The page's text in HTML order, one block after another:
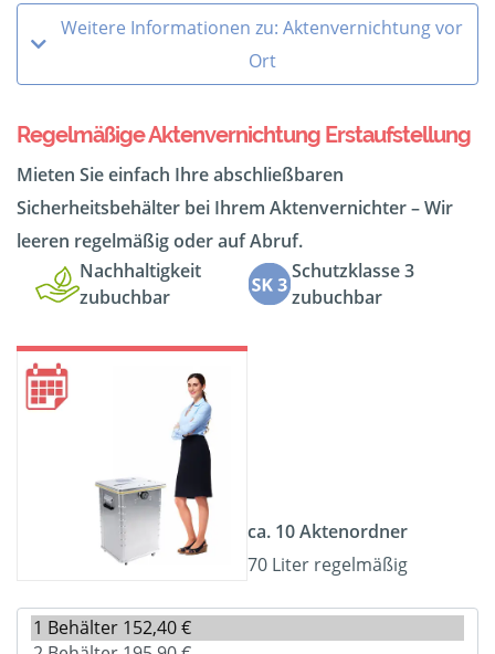
Weitere Informationen zu: Aktenvernichtung vor
Ort
Regelmäßige Aktenvernichtung Erstaufstellung
Mieten Sie einfach Ihre abschließbaren
Sicherheitsbehälter bei Ihrem Aktenvernichter – Wir
leeren regelmäßig oder auf Abruf.
Nachhaltigkeit
zubuchbar
Schutzklasse 3
zubuchbar
ca. 10 Aktenordner
70 Liter regelmäßig